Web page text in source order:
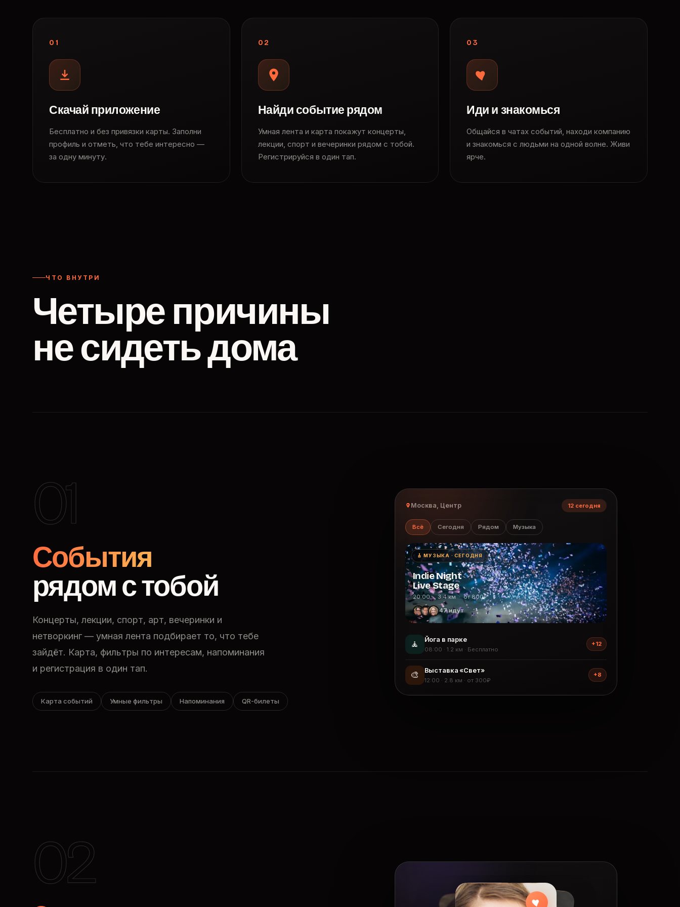
01
Скачай приложение
Бесплатно и без привязки карты. Заполни
профиль и отметь, что тебе интересно —
за одну минуту.
02
Найди событие рядом
Умная лента и карта покажут концерты,
лекции, спорт и вечеринки рядом с тобой.
Регистрируйся в один тап.
03
Иди и знакомься
Общайся в чатах событий, находи компанию
и знакомься с людьми на одной волне. Живи
ярче.
ЧТО ВНУТРИ
Четыре причины
не сидеть дома
01
События
рядом с тобой
Концерты, лекции, спорт, арт, вечеринки и
нетворкинг — умная лента подбирает то, что тебе
зайдёт. Карта, фильтры по интересам, напоминания
и регистрация в один тап.
Карта событий Умные фильтры Напоминания QR-билеты
Москва, Центр 12 сегодня
Всё Сегодня Рядом Музыка
🎸 МУЗЫКА · СЕГОДНЯ
Indie Night
Live Stage
20:00 · 3.4 км · от 800₽
47 идут
🧘 Йога в парке
08:00 · 1.2 км · Бесплатно
+12
🎨 Выставка «Свет»
12:00 · 2.8 км · от 300₽
+8
02